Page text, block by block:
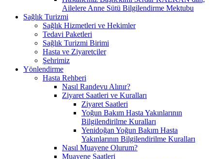
Ailelere Anne Sütü Bilgilendirme Mektubu
Sağlık Turizmi
Sağlık Hizmetleri ve Hekimler
Tedavi Paketleri
Sağlık Turizmi Birimi
Hasta ve Ziyaretçiler
Şehrimiz
Yönlendirme
Hasta Rehberi
Nasıl Randevu Alınır?
Ziyaret Saatleri ve Kuralları
Ziyaret Saatleri
Yoğun Bakım Hasta Yakınlarının
Bilgilendirilme Kuralları
Yenidoğan Yoğun Bakım Hasta
Yakınlarının Bilgilendirilme Kuralları
Nasıl Muayene Olurum?
Muayene Saatleri